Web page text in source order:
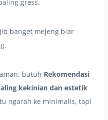
gress.
banget mejeng biar
butuh Rekomendasi
kekinian dan estetik
ngarah ke minimalis, tapi